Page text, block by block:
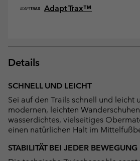
Adapt Trax™
Details
SCHNELL UND LEICHT
Sei auf den Trails schnell und leicht
modernen, leichten
wasserdichtes, vielseitiges
einen natürlichen Halt im
STABILITÄT BEI JEDER BEWEGUNG